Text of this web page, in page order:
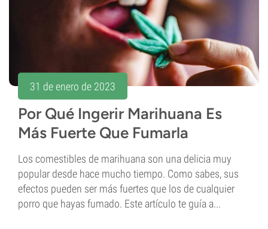
31 de enero de 2023
Por Qué Ingerir Marihuana Es
Más Fuerte Que Fumarla
Los comestibles de marihuana son una delicia muy
popular desde hace mucho tiempo. Como sabes, sus
efectos pueden ser más fuertes que los de cualquier
porro que hayas fumado. Este artículo te guía a...